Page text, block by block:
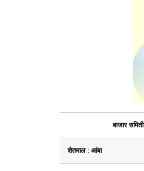
बाजार समिती
शेतमाल : आंबा